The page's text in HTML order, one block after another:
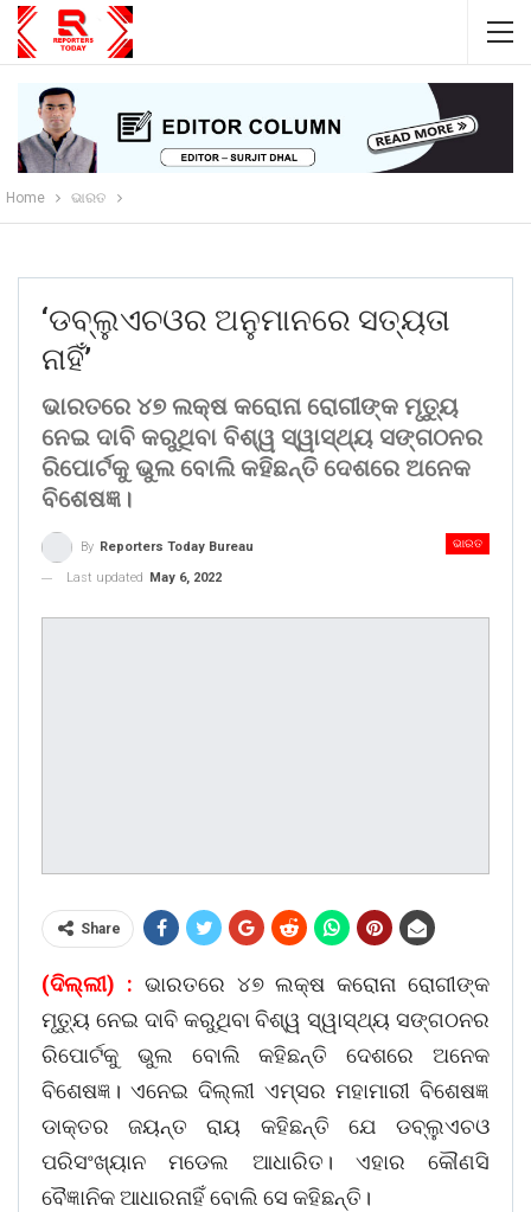
Home ଭାରତ
‘ଡବ୍ଲୁଏଚଓର ଅନୁମାନରେ ସତ୍ୟତା
ନାହିଁ’
ଭାରତରେ ୪୭ ଲକ୍ଷ କରୋନା ରୋଗୀଙ୍କ ମୃତ୍ୟୁ
ନେଇ ଦାବି କରୁଥିବା ବିଶ୍ୱ ସ୍ୱାସ୍ଥ୍ୟ ସଙ୍ଗଠନର
ରିପୋର୍ଟକୁ ଭୁଲ ବୋଲି କହିଛନ୍ତି ଦେଶରେ ଅନେକ
ବିଶେଷଜ୍ଞ।
ଭାରତ
By Reporters Today Bureau
Last updated
May 6, 2022
Share
(ଦିଲ୍ଲୀ) : ଭାରତରେ ୪୭ ଲକ୍ଷ କରୋନା ରୋଗୀଙ୍କ
ମୃତ୍ୟୁ ନେଇ ଦାବି କରୁଥିବା ବିଶ୍ୱ ସ୍ୱାସ୍ଥ୍ୟ ସଙ୍ଗଠନର
ରିପୋର୍ଟକୁ ଭୁଲ ବୋଲି କହିଛନ୍ତି ଦେଶରେ ଅନେକ
ବିଶେଷଜ୍ଞ। ଏନେଇ ଦିଲ୍ଲୀ ଏମ୍ସର ମହାମାରୀ ବିଶେଷଜ୍ଞ
ଡାକ୍ତର ଜୟନ୍ତ ରାୟ କହିଛନ୍ତି ଯେ ଡବ୍ଲୁଏଚଓ
ପରିସଂଖ୍ୟାନ ମଡେଲ ଆଧାରିତ। ଏହାର କୌଣସି
ବୈଜ୍ଞାନିକ ଆଧାରନାହିଁ ବୋଲି ସେ କହିଛନ୍ତି।